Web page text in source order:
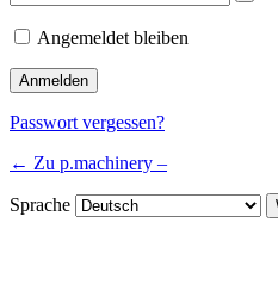
Angemeldet bleiben
Passwort vergessen?
← Zu p.machinery –
Sprache